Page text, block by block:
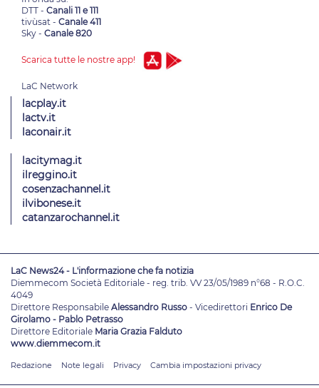
DTT - Canali 11 e 111
tivùsat - Canale 411
Sky - Canale 820
Scarica tutte le nostre app!
lacplay.it
lactv.it
laconair.it
lacitymag.it
ilreggino.it
cosenzachannel.it
ilvibonese.it
catanzarochannel.it
LaC News24 - L'informazione che fa notizia
Diemmecom Società Editoriale - reg. trib. VV 23/05/1989 n°68 - R.O.C.
4049
Direttore Responsabile Alessandro Russo - Vicedirettori Enrico De
Girolamo - Pablo Petrasso
Direttore Editoriale Maria Grazia Falduto
www.diemmecom.it
Redazione Note legali Privacy Cambia impostazioni privacy